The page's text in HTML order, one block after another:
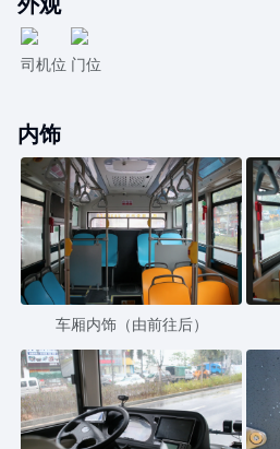
司机位 门位
内饰
车厢内饰（由前往后）